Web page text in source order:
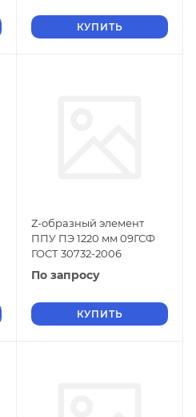
КУПИТЬ
Z-образный элемент
ППУ ПЭ 1220 мм 09ГСФ
ГОСТ 30732-2006
По запросу
КУПИТЬ